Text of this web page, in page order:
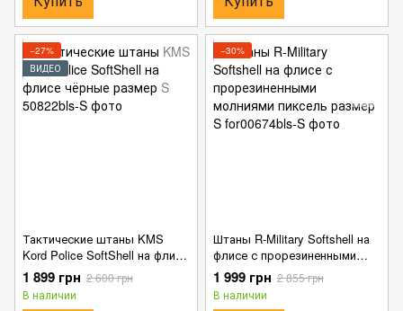
−27%
ВИДЕО
Тактические штаны KMS
Kord Police SoftShell на флисе
чёрные размер S
1 899 грн 2 600 грн
В наличии
−30%
Штаны R-Military Softshell на
флисе с прорезиненными
молниями пиксель размер S
1 999 грн 2 855 грн
В наличии